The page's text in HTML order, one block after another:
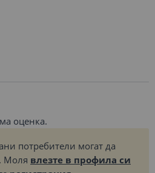
оценка.
потребители могат да
Моля влезте в профила си